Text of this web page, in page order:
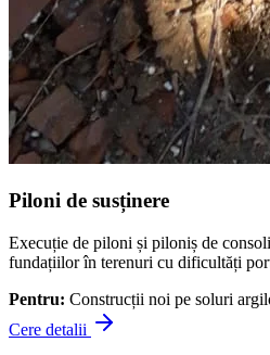
Piloni de susținere
Execuție de piloni și piloniș de
fundațiilor în terenuri cu dificultăți
Pentru: Construcții noi pe soluri
Cere detalii